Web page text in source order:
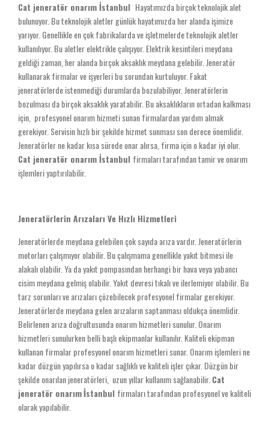
Cat jeneratör onarım İstanbul Hayatımızda birçok teknolojik alet
bulunuyor. Bu teknolojik aletler günlük hayatımızda her alanda işimize
yarıyor. Genellikle en çok fabrikalarda ve işletmelerde teknolojik aletler
kullanılıyor. Bu aletler elektrikle çalışıyor. Elektrik kesintileri meydana
geldiği zaman, her alanda birçok aksaklık meydana gelebilir. Jeneratör
kullanarak firmalar ve işyerleri bu sorundan kurtuluyor. Fakat
jeneratörlerde istenmediği durumlarda bozulabiliyor. Jeneratörlerin
bozulması da birçok aksaklık yaratabilir. Bu aksaklıkların ortadan kalkması
için, profesyonel onarım hizmeti sunan firmalardan yardım almak
gerekiyor. Servisin hızlı bir şekilde hizmet sunması son derece önemlidir.
Jeneratörler ne kadar kısa sürede onar alırsa, firma için o kadar iyi olur.
Cat jeneratör onarım İstanbul firmaları tarafından tamir ve onarım
işlemleri yaptırılabilir.
Jeneratörlerin Arızaları Ve Hızlı Hizmetleri
Jeneratörlerde meydana gelebilen çok sayıda arıza vardır. Jeneratörlerin
motorları çalışmıyor olabilir. Bu çalışmama genellikle yakıt bitmesi ile
alakalı olabilir. Ya da yakıt pompasından herhangi bir hava veya yabancı
cisim meydana gelmiş olabilir. Yakıt devresi tıkalı ve ilerlemiyor olabilir. Bu
tarz sorunları ve arızaları çözebilecek profesyonel firmalar gerekiyor.
Jeneratörlerde meydana gelen arızaların saptanması oldukça önemlidir.
Belirlenen arıza doğrultusunda onarım hizmetleri sunulur. Onarım
hizmetleri sunulurken belli başlı ekipmanlar kullanılır. Kaliteli ekipman
kullanan firmalar profesyonel onarım hizmetleri sunar. Onarım işlemleri ne
kadar düzgün yapılırsa o kadar sağlıklı ve kaliteli işler çıkar. Düzgün bir
şekilde onarılan jeneratörleri, uzun yıllar kullanım sağlanabilir.Cat
jeneratör onarımİstanbul firmaları tarafından profesyonel ve kaliteli
olarak yapılabilir.